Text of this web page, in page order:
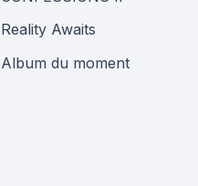
Reality Awaits
Album du moment